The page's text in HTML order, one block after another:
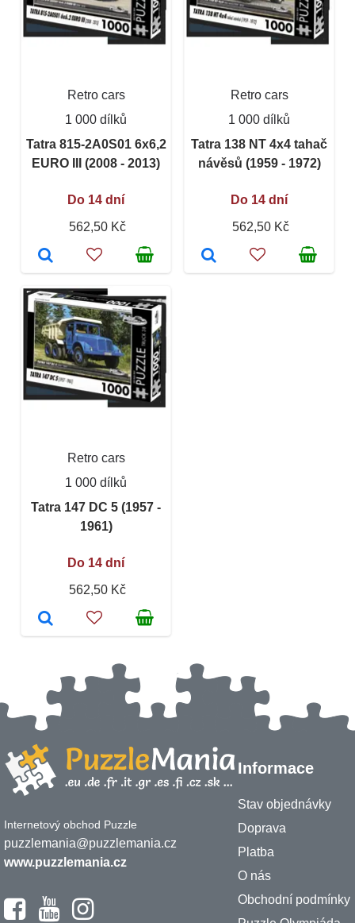
Retro cars
1 000 dílků
Tatra 815-2A0S01 6x6,2
EURO III (2008 - 2013)
Do 14 dní
562,50 Kč
Retro cars
1 000 dílků
Tatra 138 NT 4x4 tahač
návěsů (1959 - 1972)
Do 14 dní
562,50 Kč
Retro cars
1 000 dílků
Tatra 147 DC 5 (1957 -
1961)
Do 14 dní
562,50 Kč
Internetový obchod Puzzle
puzzlemania@puzzlemania.cz
www.puzzlemania.cz
Informace
Stav objednávky
Doprava
Platba
O nás
Obchodní podmínky